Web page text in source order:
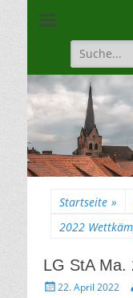
Suche
für:
Startseite »
2022
LG StA Ma.
Gepostet
22. April 2022